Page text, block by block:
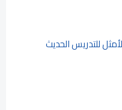
للتدريس الحديث